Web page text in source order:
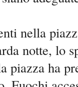
nella
notte, lo
piazza ha